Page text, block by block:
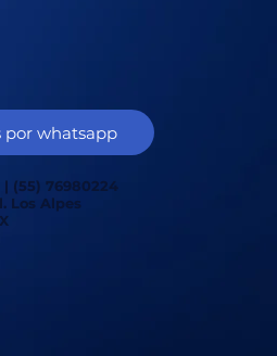
por whatsapp
(55) 76980224
Los Alpes